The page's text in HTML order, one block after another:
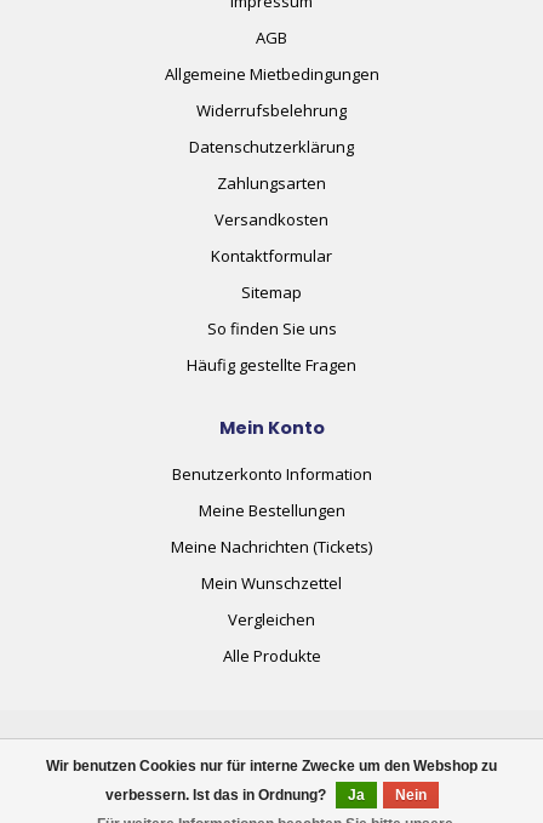
Wir benutzen Cookies nur für interne Zwecke um den Webshop zu
verbessern. Ist das in Ordnung?
Ja
Nein
AGB
Allgemeine Mietbedingungen
Widerrufsbelehrung
Datenschutzerklärung
Zahlungsarten
Versandkosten
Kontaktformular
Sitemap
So finden Sie uns
Häufig gestellte Fragen
Mein Konto
Benutzerkonto Information
Meine Bestellungen
Meine Nachrichten (Tickets)
Mein Wunschzettel
Vergleichen
Alle Produkte